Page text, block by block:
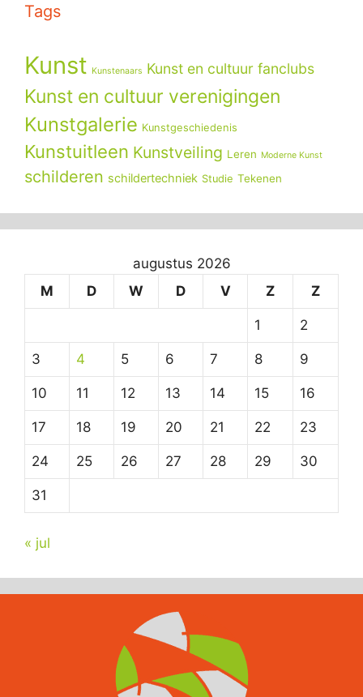
Tags
Kunst Kunstenaars Kunst en cultuur fanclubs
Kunst en cultuur verenigingen
Kunstgalerie Kunstgeschiedenis
Kunstuitleen Kunstveiling Leren Moderne Kunst
schilderen schildertechniek Studie Tekenen
augustus 2026
M
D W D V Z Z
1 2
3 4 5 6 7 8 9
10 11 12 13 14 15 16
17 18 19 20 21 22 23
24 25 26 27 28 29 30
31
« jul